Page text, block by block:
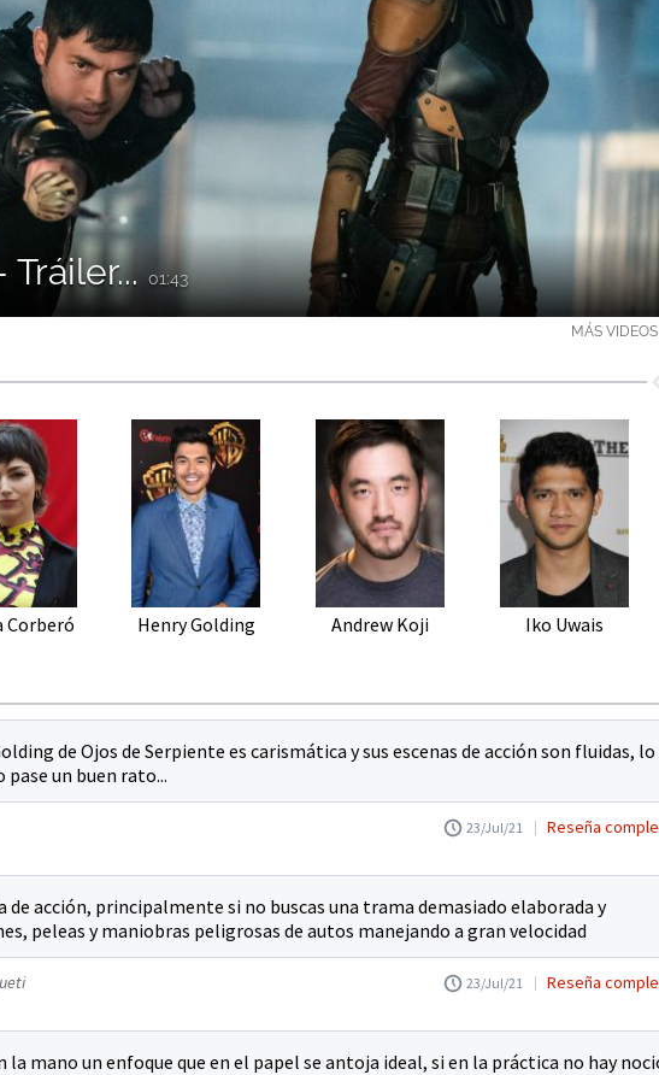
Tráiler...01:43
MÁS VIDEOS
Corberó Henry Golding Andrew Koji Iko Uwais
de Ojos de Serpiente es carismática y sus escenas de acción son fluidas, lo
pase un buen rato...
23/Jul/21 Reseña
de acción, principalmente si no buscas una trama demasiado elaborada y
peleas y maniobras peligrosas de autos manejando a gran velocidad
23/Jul/21 Reseña
la mano un enfoque que en el papel se antoja ideal, si en la práctica no hay